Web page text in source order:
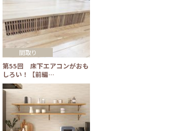
第55回 床下エアコンがおも
しろい！【前編…
間取り